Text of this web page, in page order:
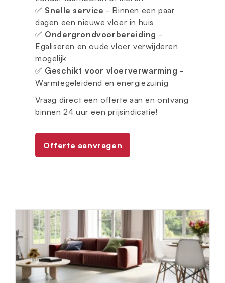
✅ Snelle service - Binnen een paar
dagen een nieuwe vloer in huis
✅ Ondergrondvoorbereiding -
Egaliseren en oude vloer verwijderen
mogelijk
✅ Geschikt voor vloerverwarming -
Warmtegeleidend en energiezuinig
Vraag direct een offerte aan en ontvang
binnen 24 uur een prijsindicatie!
Offerte aanvragen